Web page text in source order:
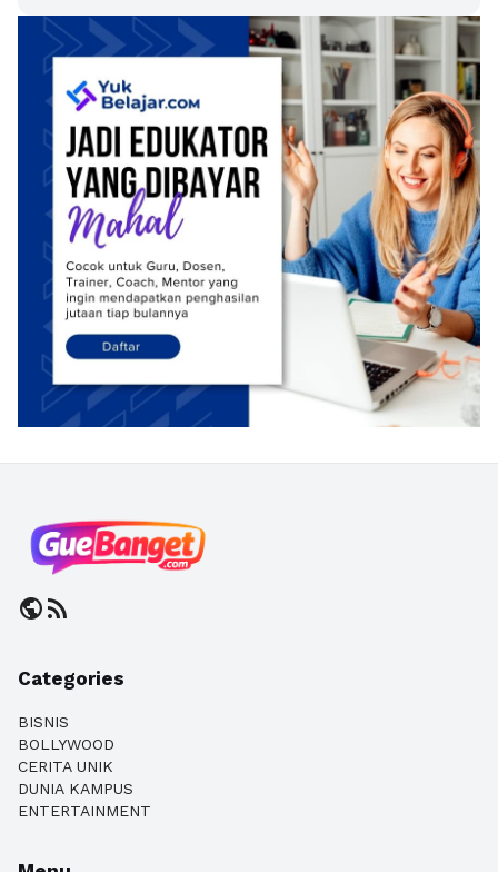
publicrss_feed
Categories
BISNIS
BOLLYWOOD
CERITA UNIK
DUNIA KAMPUS
ENTERTAINMENT